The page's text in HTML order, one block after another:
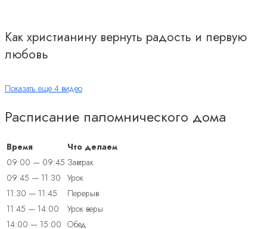
Как христианину вернуть радость и первую
любовь
Показать еще 4 видео
Расписание паломнического дома
Время
Что делаем
09:00 — 09:45 Завтрак
09:45 — 11:30 Урок
11:30 — 11:45
Перерыв
11:45 — 14:00
Урок веры
14:00 — 15:00 Обед